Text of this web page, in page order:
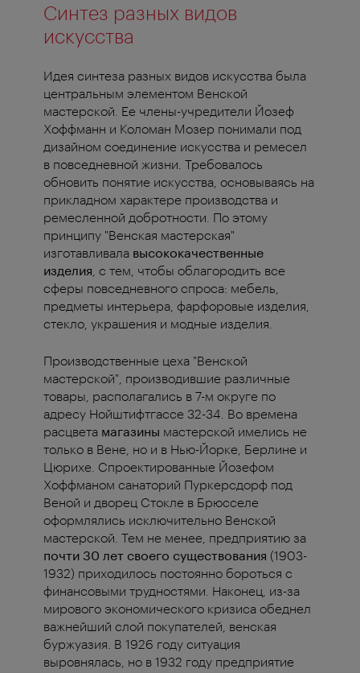
Синтез разных видов
искусства
Идея синтеза разных видов искусства была
центральным элементом Венской
мастерской. Ее члены-учредители Йозеф
Хоффманн и Коломан Мозер понимали под
дизайном соединение искусства и ремесел
в повседневной жизни. Требовалось
обновить понятие искусства, основываясь на
прикладном характере производства и
ремесленной добротности. По этому
принципу "Венская мастерская"
изготавливала высококачественные
изделия , с тем, чтобы облагородить все
сферы повседневного спроса: мебель,
предметы интерьера, фарфоровые изделия,
стекло, украшения и модные изделия.
Производственные цеха "Венской
мастерской", производившие различные
товары, располагались в 7-м округе по
адресу Нойштифтгассе 32-34. Во времена
расцвета магазины мастерской имелись не
только в Вене, но и в Нью-Йорке, Берлине и
Цюрихе. Спроектированные Йозефом
Хоффманом санаторий Пуркерсдорф под
Веной и дворец Стокле в Брюсселе
оформлялись исключительно Венской
мастерской. Тем не менее, предприятию за
почти 30 лет своего существования (1903-
1932) приходилось постоянно бороться с
финансовыми трудностями. Наконец, из-за
мирового экономического кризиса обеднел
важнейший слой покупателей, венская
буржуазия. В 1926 году ситуация
выровнялась, но в 1932 году предприятие